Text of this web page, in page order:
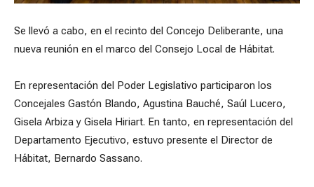
Se llevó a cabo, en el recinto del Concejo Deliberante, una
nueva reunión en el marco del Consejo Local de Hábitat.
En representación del Poder Legislativo participaron los
Concejales Gastón Blando, Agustina Bauché, Saúl Lucero,
Gisela Arbiza y Gisela Hiriart. En tanto, en representación del
Departamento Ejecutivo, estuvo presente el Director de
Hábitat, Bernardo Sassano.